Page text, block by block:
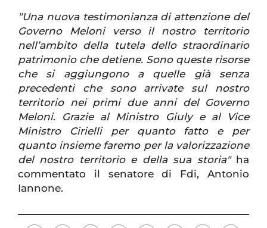
"Una nuova testimonianza di attenzione del
Governo Meloni verso il nostro territorio
nell’ambito della tutela dello straordinario
patrimonio che detiene. Sono queste risorse
che si aggiungono a quelle già senza
precedenti che sono arrivate sul nostro
territorio nei primi due anni del Governo
Meloni. Grazie al Ministro Giuly e al Vice
Ministro Cirielli per quanto fatto e per
quanto insieme faremo per la valorizzazione
del nostro territorio e della sua storia" ha
commentato il senatore di Fdi, Antonio
Iannone.